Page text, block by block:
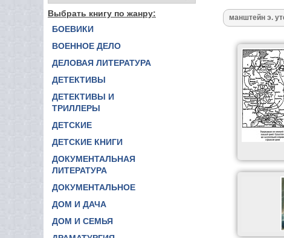
Выбрать книгу по жанру:
БОЕВИКИ
ВОЕННОЕ ДЕЛО
ДЕЛОВАЯ ЛИТЕРАТУРА
ДЕТЕКТИВЫ
ДЕТЕКТИВЫ И
ТРИЛЛЕРЫ
ДЕТСКИЕ
ДЕТСКИЕ КНИГИ
ДОКУМЕНТАЛЬНАЯ
ЛИТЕРАТУРА
ДОКУМЕНТАЛЬНОЕ
ДОМ И ДАЧА
ДОМ И СЕМЬЯ